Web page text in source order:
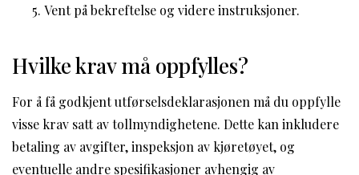
Vent på bekreftelse og videre instruksjoner.
Hvilke krav må oppfylles?
For å få godkjent utførselsdeklarasjonen må du oppfylle
visse krav satt av tollmyndighetene. Dette kan inkludere
betaling av avgifter, inspeksjon av kjøretøyet, og
eventuelle andre spesifikasjoner avhengig av